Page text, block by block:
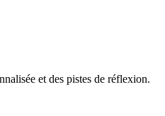
et des pistes de réflexion.